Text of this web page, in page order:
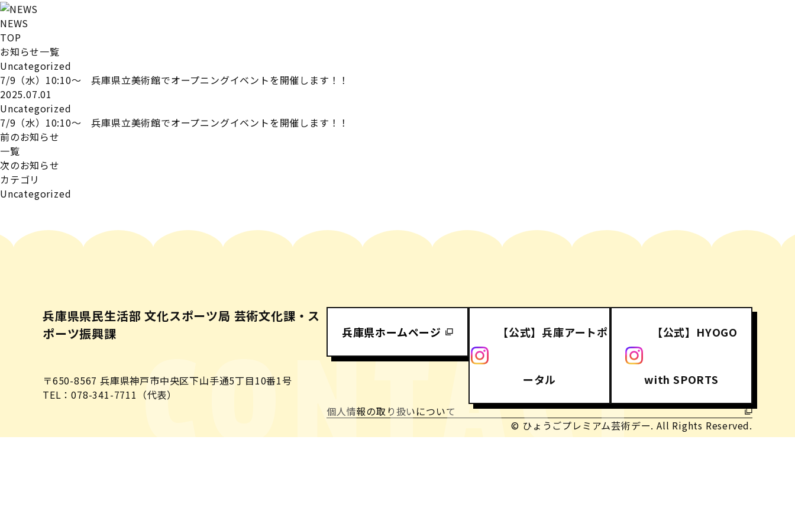
NEWS
TOP
お知らせ一覧
Uncategorized
7/9（水）10:10～ 兵庫県立美術館でオープニングイベントを開催します！！
2025.07.01
Uncategorized
7/9（水）10:10～ 兵庫県立美術館でオープニングイベントを開催します！！
前のお知らせ
一覧
次のお知らせ
カテゴリ
Uncategorized
兵庫県県民生活部 文化スポーツ局 芸術文化課・ス
ポーツ振興課
〒650-8567 兵庫県神戸市中央区下山手通5丁目10番1号
TEL：078-341-7711（代表）
兵庫県ホームページ 【公式】兵庫アートポ
ータル
【公式】HYOGO
with SPORTS
個人情報の取り扱いについて
© ひょうごプレミアム芸術デー. All Rights Reserved.
CONTACT